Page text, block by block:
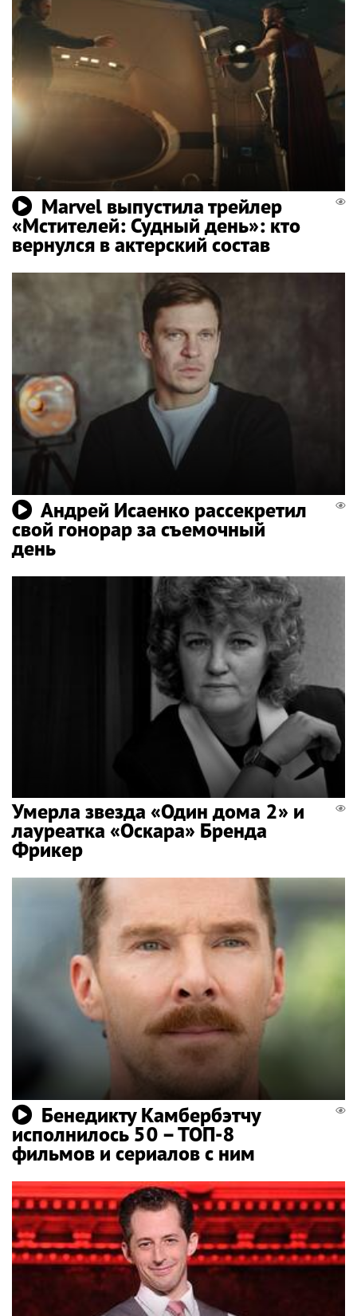
Marvel выпустила трейлер
«Мстителей: Судный день»: кто
вернулся в актерский состав
Андрей Исаенко рассекретил
свой гонорар за съемочный
день
Умерла звезда «Один дома 2» и
лауреатка «Оскара» Бренда
Фрикер
Бенедикту Камбербэтчу
исполнилось 50 – ТОП-8
фильмов и сериалов с ним